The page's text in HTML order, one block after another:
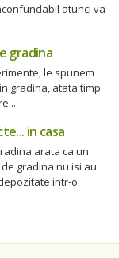
atunci va
gradina
le spunem
gradina, atata timp
in casa
arata ca un
gradina nu isi au
intr-o